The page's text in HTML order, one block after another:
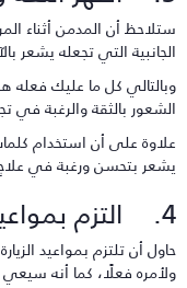
أن المدمن أثناء
التي تجعله يشعر
كل ما عليك فعله
بالثقة والرغبة في
على أن استخدام
بتحسن ورغبة في علاج
أن تلتزم بمواعيد
فعلًا، كما أنه سيعي